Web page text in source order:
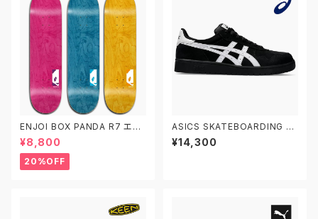
ENJOI BOX PANDA R7 エン
ジョイ スケートボード デッキ ス
ケボー 8.0 8.25 8.5
¥8,800
20%OFF
ASICS SKATEBOARDING JA
PAN PRO 1201A920.001 ア
シックス スケートボーディング
¥14,300